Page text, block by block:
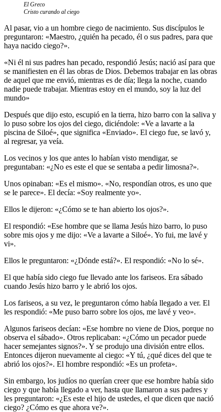
El Greco
Cristo curando al ciego
Al pasar, vio a un hombre ciego de nacimiento. Sus discípulos le
preguntaron: «Maestro, ¿quién ha pecado, él o sus padres, para que
haya nacido ciego?».
«Ni él ni sus padres han pecado, respondió Jesús; nació así para que
se manifiesten en él las obras de Dios. Debemos trabajar en las obras
de aquel que me envió, mientras es de día; llega la noche, cuando
nadie puede trabajar. Mientras estoy en el mundo, soy la luz del
mundo»
Después que dijo esto, escupió en la tierra, hizo barro con la saliva y
lo puso sobre los ojos del ciego, diciéndole: «Ve a lavarte a la
piscina de Siloé», que significa «Enviado». El ciego fue, se lavó y,
al regresar, ya veía.
Los vecinos y los que antes lo habían visto mendigar, se
preguntaban: «¿No es este el que se sentaba a pedir limosna?».
Unos opinaban: «Es el mismo». «No, respondían otros, es uno que
se le parece». El decía: «Soy realmente yo».
Ellos le dijeron: «¿Cómo se te han abierto los ojos?».
El respondió: «Ese hombre que se llama Jesús hizo barro, lo puso
sobre mis ojos y me dijo: «Ve a lavarte a Siloé». Yo fui, me lavé y
vi».
Ellos le preguntaron: «¿Dónde está?». El respondió: «No lo sé».
El que había sido ciego fue llevado ante los fariseos. Era sábado
cuando Jesús hizo barro y le abrió los ojos.
Los fariseos, a su vez, le preguntaron cómo había llegado a ver. El
les respondió: «Me puso barro sobre los ojos, me lavé y veo».
Algunos fariseos decían: «Ese hombre no viene de Dios, porque no
observa el sábado». Otros replicaban: «¿Cómo un pecador puede
hacer semejantes signos?». Y se produjo una división entre ellos.
Entonces dijeron nuevamente al ciego: «Y tú, ¿qué dices del que te
abrió los ojos?». El hombre respondió: «Es un profeta».
Sin embargo, los judíos no querían creer que ese hombre había sido
ciego y que había llegado a ver, hasta que llamaron a sus padres y
les preguntaron: «¿Es este el hijo de ustedes, el que dicen que nació
ciego? ¿Cómo es que ahora ve?».